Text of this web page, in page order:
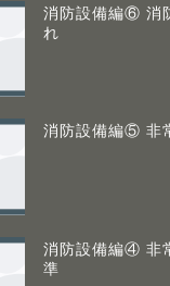
消防設備編⑥ 消
れ
消防設備編⑤ 非
消防設備編④ 非
準